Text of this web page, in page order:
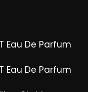
Eau De Parfum
Eau De Parfum